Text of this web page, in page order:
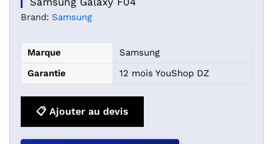
Brand: Samsung
Marque
Samsung
Garantie
12 mois YouShop DZ
📋 Ajouter au devis